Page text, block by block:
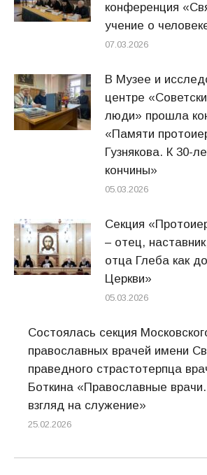
конференция
учение о
07.03.2026
В Музее и
центре
люди» прошла
«Памяти
Гузнякова. К 30-
кончины»
05.03.2026
Секция
– отец,
отца Глеба как
Церкви»
05.03.2026
Состоялась секция
православных врачей имени
праведного страстотерпца
Боткина «Православные
взгляд на служение»
25.02.2026